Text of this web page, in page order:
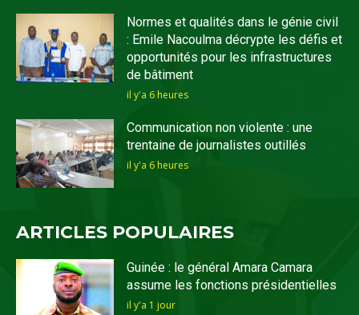
Normes et qualités dans le génie civil
: Emile Nacoulma décrypte les défis et
opportunités pour les infrastructures
de bâtiment
il y'a 6 heures
Communication non violente : une
trentaine de journalistes outillés
il y'a 6 heures
ARTICLES POPULAIRES
Guinée : le général Amara Camara
assume les fonctions présidentielles
il y'a 1 jour